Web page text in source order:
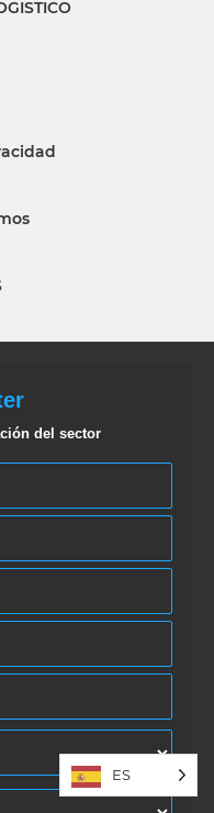
del sector
ES